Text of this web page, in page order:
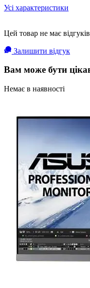
Усі характеристики
Цей товар не має
Залишити відгук
Вам може бути
Немає в наявності